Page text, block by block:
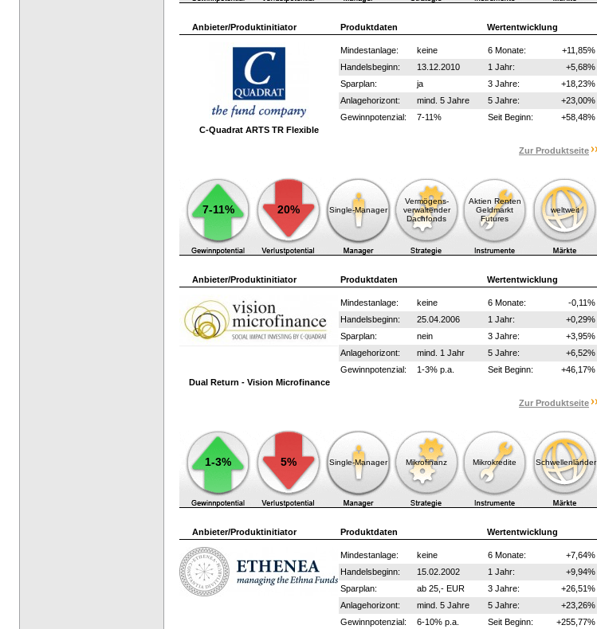
Anbieter/Produktinitiator Produktdaten Wertentwicklung
C-Quadrat ARTS TR Flexible
Mindestanlage: keine 6 Monate:
+11,85%
Handelsbeginn:
13.12.2010 1 Jahr:
+5,68%
Sparplan:
ja 3 Jahre:
+18,23%
Anlagehorizont:
mind. 5 Jahre 5 Jahre:
+23,00%
Gewinnpotenzial:
7-11% Seit Beginn: +58,48%
Zur Produktseite
7-11% 20% Single-Manager
Vermögens-
verwaltender
Dachfonds
Aktien Renten
Geldmarkt
Futures
weltweit
Anbieter/Produktinitiator Produktdaten Wertentwicklung
Dual Return - Vision Microfinance
Mindestanlage: keine 6 Monate:
-0,11%
Handelsbeginn:
25.04.2006 1 Jahr:
+0,29%
Sparplan:
nein 3 Jahre:
+3,95%
Anlagehorizont:
mind. 1 Jahr 5 Jahre:
+6,52%
Gewinnpotenzial:
1-3% p.a. Seit Beginn: +46,17%
Zur Produktseite
1-3% 5% Single-Manager Mikrofinanz Mikrokredite Schwellenländer
Anbieter/Produktinitiator Produktdaten Wertentwicklung
Mindestanlage: keine 6 Monate:
+7,64%
Handelsbeginn:
15.02.2002 1 Jahr:
+9,94%
Sparplan:
ab 25,- EUR 3 Jahre:
+26,51%
Anlagehorizont:
mind. 5 Jahre 5 Jahre:
+23,26%
Gewinnpotenzial:
6-10% p.a. Seit Beginn: +255,77%